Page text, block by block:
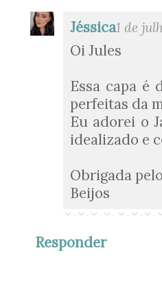
Jéssica1 de
Oi Jules
Essa capa é
perfeitas da
Eu adorei o
idealizado e
Obrigada
Beijos
Responder